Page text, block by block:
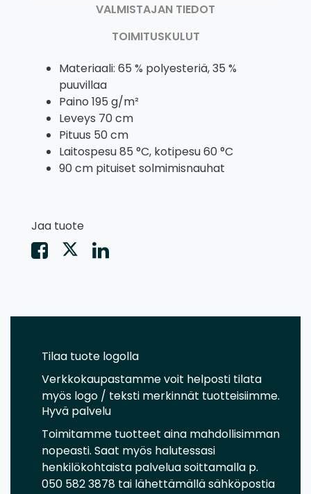
VALMISTAJAN TIEDOT
TOIMITUSKULUT
Materiaali: 65 % polyesteriä, 35 %
puuvillaa
Paino 195 g/m²
Leveys 70 cm
Pituus 50 cm
Laitospesu 85 °C, kotipesu 60 °C
90 cm pituiset solmimisnauhat
Jaa tuote
Tilaa tuote logolla
Verkkokaupastamme voit helposti tilata
myös logo / teksti merkinnät tuotteisiimme.
Hyvä palvelu
Toimitamme tuotteet aina mahdollisimman
nopeasti. Saat myös halutessasi
henkilökohtaista palvelua soittamalla p.
050 582 3878 tai lähettämällä sähköpostia